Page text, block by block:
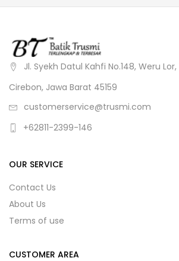
Jl. Syekh Datul Kahfi No.148, Weru
Cirebon, Jawa Barat 45159
customerservice@trusmi.com
+62811-2399-146
OUR SERVICE
Contact Us
About Us
Terms of use
CUSTOMER AREA